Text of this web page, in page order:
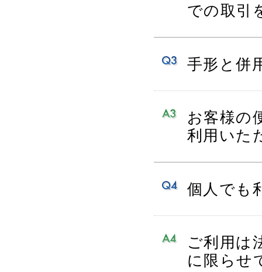
での取引
手形と併
お客様の
利用いた
個人でも
ご利用は
に限らせ